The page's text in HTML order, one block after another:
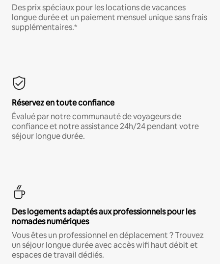
Des prix spéciaux pour les locations de vacances
longue durée et un paiement mensuel unique sans frais
supplémentaires.*
Réservez en toute confiance
Évalué par notre communauté de voyageurs de
confiance et notre assistance 24h/24 pendant votre
séjour longue durée.
Des logements adaptés aux professionnels pour les
nomades numériques
Vous êtes un professionnel en déplacement ? Trouvez
un séjour longue durée avec accès wifi haut débit et
espaces de travail dédiés.